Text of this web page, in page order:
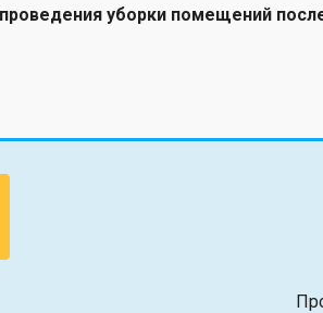
уборки помещений